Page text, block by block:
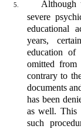
5.
Although
severe
educational
years,
education of
omitted
contrary to
documents
has been
as well. This
such